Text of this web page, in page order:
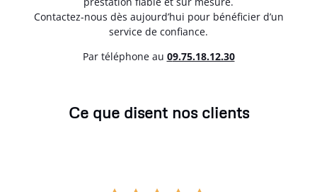
Contactez-nous dès aujourd’hui pour bénéficier d’un
service de confiance.
Par téléphone au 09.75.18.12.30
Ce que disent nos clients